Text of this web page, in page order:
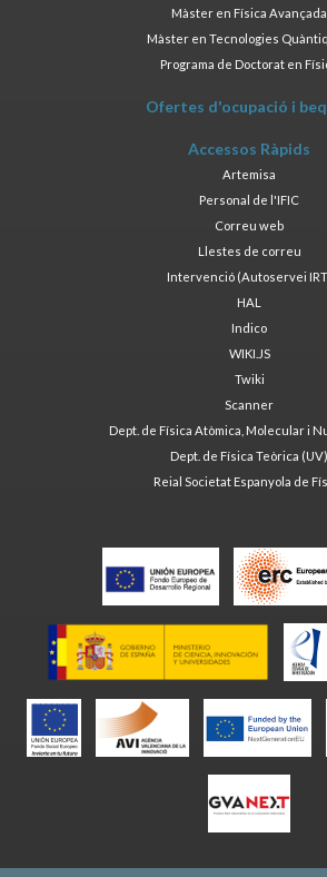
Màster en Física Avançada
Màster en Tecnologies
Programa de Doctorat en
Ofertes d'ocupació i
Accessos Ràpids
Artemisa
Personal de l'IFIC
Correu web
Llestes de correu
Intervenció (Autoservei
HAL
Indico
WIKI.JS
Twiki
Scanner
Dept. de Física Atòmica, Molecular i
Dept. de Física Teòrica (UV)
Reial Societat Espanyola de